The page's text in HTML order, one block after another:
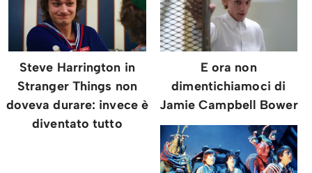
Steve Harrington in
Stranger Things non
doveva durare: invece è
diventato tutto
E ora non
dimentichiamoci di
Jamie Campbell Bower